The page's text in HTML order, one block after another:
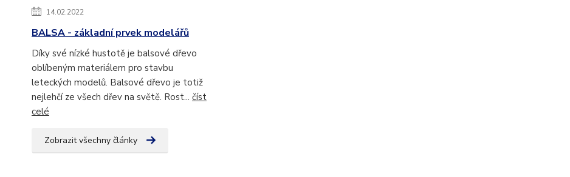
14.02.2022
BALSA - základní prvek modelářů
Díky své nízké hustotě je balsové dřevo
oblíbeným materiálem pro stavbu
leteckých modelů. Balsové dřevo je totiž
nejlehčí ze všech dřev na světě. Rost... číst
celé
Zobrazit všechny články